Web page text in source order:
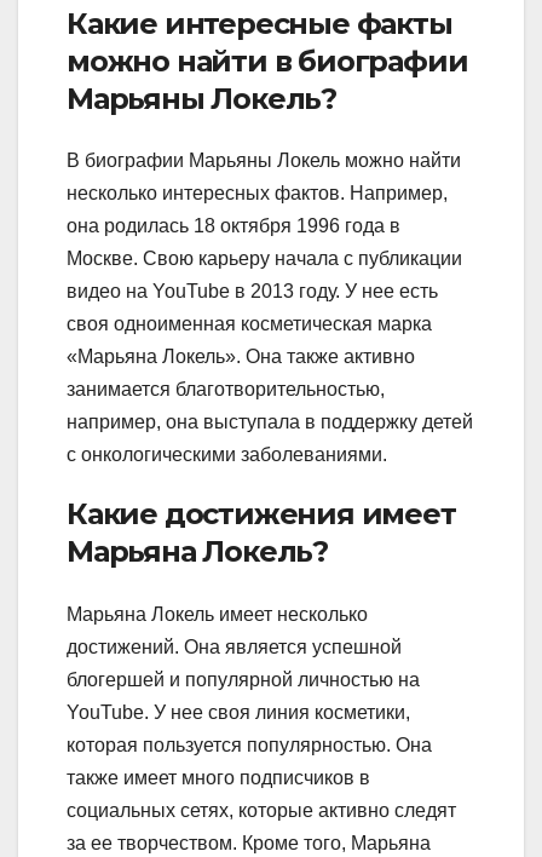
Какие интересные факты
можно найти в биографии
Марьяны Локель?
В биографии Марьяны Локель можно найти
несколько интересных фактов. Например,
она родилась 18 октября 1996 года в
Москве. Свою карьеру начала с публикации
видео на YouTube в 2013 году. У нее есть
своя одноименная косметическая марка
«Марьяна Локель». Она также активно
занимается благотворительностью,
например, она выступала в поддержку детей
с онкологическими заболеваниями.
Какие достижения имеет
Марьяна Локель?
Марьяна Локель имеет несколько
достижений. Она является успешной
блогершей и популярной личностью на
YouTube. У нее своя линия косметики,
которая пользуется популярностью. Она
также имеет много подписчиков в
социальных сетях, которые активно следят
за ее творчеством. Кроме того, Марьяна